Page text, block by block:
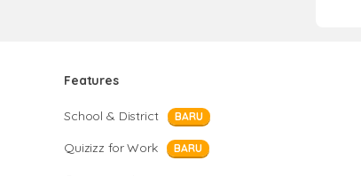
Features
School & District BARU
Quizizz for Work BARU